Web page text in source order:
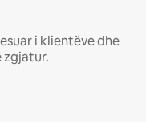
i klientëve dhe
zgjatur.